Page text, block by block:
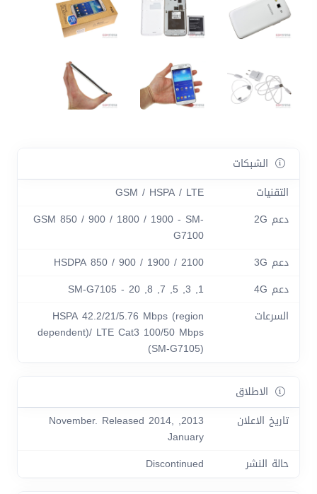
الشبكات
التقنيات
GSM / HSPA / LTE
دعم 2G
GSM 850 / 900 / 1800 / 1900 - SM-
G7100
دعم 3G
HSDPA 850 / 900 / 1900 / 2100
دعم 4G
1, 3, 5, 7, 8, 20 - SM-G7105
السرعات
HSPA 42.2/21/5.76 Mbps (region
dependent)/ LTE Cat3 100/50 Mbps
(SM-G7105)
الاطلاق
تاريخ الاعلان
2013, November. Released 2014,
January
حالة النشر
Discontinued